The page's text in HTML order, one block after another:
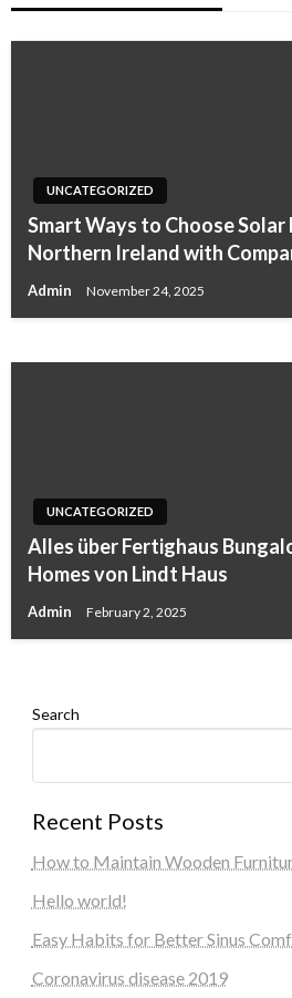
UNCATEGORIZED
Smart Ways to Choose Solar
Northern Ireland with
Admin November 24, 2025
Sipping Comfort in the City, A
UNCATEGORIZED
Alles über Fertighaus
Homes von Lindt Haus
Admin February 2, 2025
Steel Frame Pergolas, The
Search
Recent Posts
How to Maintain Wooden
Hello world!
Easy Habits for Better Sinus
Coronavirus disease 2019